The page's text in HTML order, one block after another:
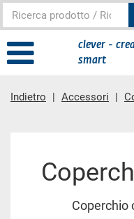
clever -
smart
Indietro Accessori
Coperchio